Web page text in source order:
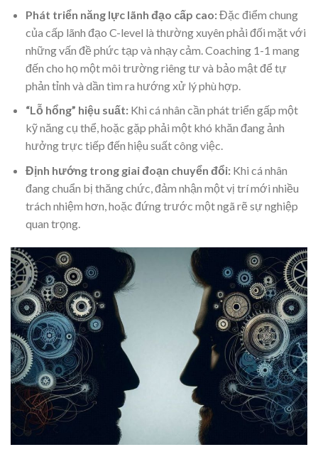
Phát triển năng lực lãnh đạo cấp cao:Đặc điểm chung
của cấp lãnh đạo C-level là thường xuyên phải đối mặt với
những vấn đề phức tạp và nhạy cảm. Coaching 1-1 mang
đến cho họ một môi trường riêng tư và bảo mật để tự
phản tỉnh và dần tìm ra hướng xử lý phù hợp.
“Lỗ hổng” hiệu suất:Khi cá nhân cần phát triển gấp một
kỹ năng cụ thể, hoặc gặp phải một khó khăn đang ảnh
hưởng trực tiếp đến hiệu suất công việc.
Định hướng trong giai đoạn chuyển đổi:Khi cá nhân
đang chuẩn bị thăng chức, đảm nhận một vị trí mới nhiều
trách nhiệm hơn, hoặc đứng trước một ngã rẽ sự nghiệp
quan trọng.